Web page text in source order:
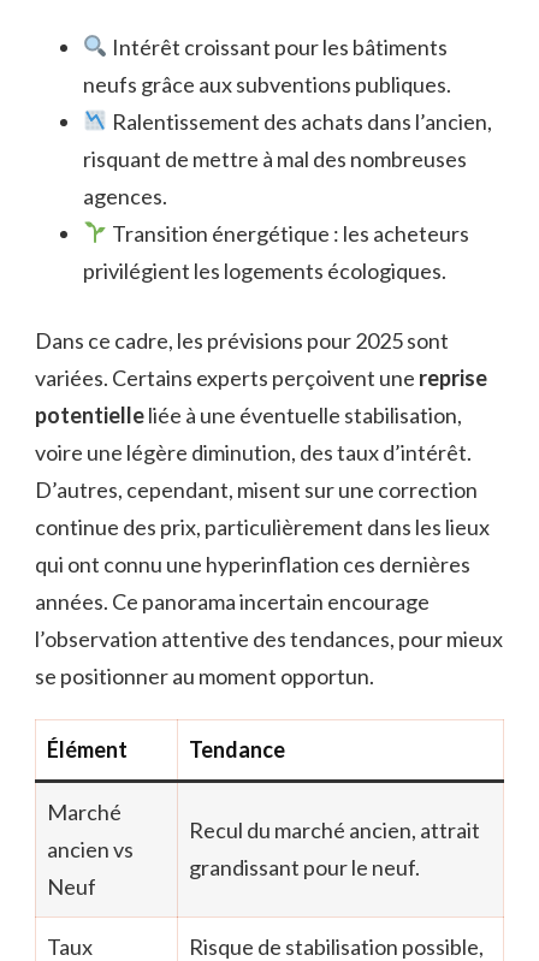
Intérêt croissant pour les bâtiments
neufs grâce aux subventions publiques.
Ralentissement des achats dans l’ancien,
risquant de mettre à mal des nombreuses
agences.
Transition énergétique : les acheteurs
privilégient les logements écologiques.
Dans ce cadre, les prévisions pour 2025 sont
variées. Certains experts perçoivent une reprise
potentielleliée à une éventuelle stabilisation,
voire une légère diminution, des taux d’intérêt.
D’autres, cependant, misent sur une correction
continue des prix, particulièrement dans les lieux
qui ont connu une hyperinflation ces dernières
années. Ce panorama incertain encourage
l’observation attentive des tendances, pour mieux
se positionner au moment opportun.
Élément Tendance
Marché
ancien vs
Neuf
Recul du marché ancien, attrait
grandissant pour le neuf.
Taux
Risque de stabilisation possible,